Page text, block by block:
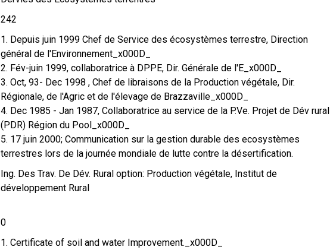
242
1. Depuis juin 1999 Chef de Service des écosystèmes terrestre, Direction
général de l'Environnement_x000D_
2. Fév-juin 1999, collaboratrice à DPPE, Dir. Générale de l'E_x000D_
3. Oct, 93- Dec 1998 , Chef de libraisons de la Production végétale, Dir.
Régionale, de l'Agric et de l'élevage de Brazzaville_x000D_
4. Dec 1985 - Jan 1987, Collaboratrice au service de la P.Ve. Projet de Dév rural
(PDR) Région du Pool_x000D_
5. 17 juin 2000; Communication sur la gestion durable des ecosystèmes
terrestres lors de la journée mondiale de lutte contre la désertification.
Ing. Des Trav. De Dév. Rural option: Production végétale, Institut de
développement Rural
0
1. Certificate of soil and water Improvement._x000D_